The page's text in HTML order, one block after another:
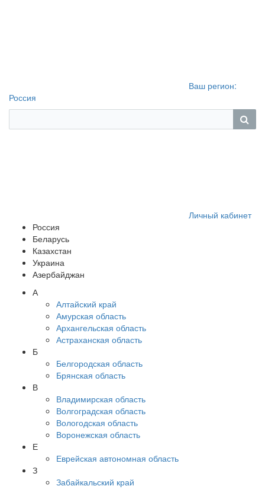
Ваш регион:
Россия
Личный кабинет
Россия
Беларусь
Казахстан
Украина
Азербайджан
А
Алтайский край
Амурская область
Архангельская область
Астраханская область
Б
Белгородская область
Брянская область
В
Владимирская область
Волгоградская область
Вологодская область
Воронежская область
Е
Еврейская автономная область
З
Забайкальский край